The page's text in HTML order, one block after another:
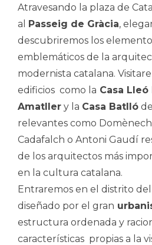
Atravesando la plaza de
al Passeig de Gràcia,
descubriremos los
emblemáticos de la
modernista catalana.
edificios como la Casa Lleó
Amatller y la Casa Batlló
relevantes como
Cadafalch o Antoni Gaudí
de los arquitectos más
en la cultura catalana.
Entraremos en el distrito del
diseñado por el gran
estructura ordenada y
características propias a la